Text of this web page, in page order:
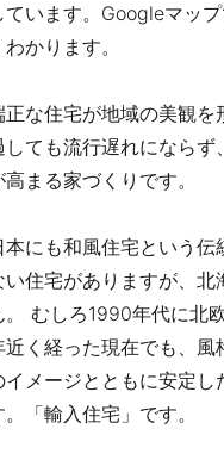
ています。Googleマッ
わかります。
正な住宅が地域の美観
しても流行遅れになら
高まる家づくりです。
本にも和風住宅という
い住宅がありますが、
。 むしろ1990年代に北
近く経った現在でも、風
イメージとともに安定し
。「輸入住宅」です。